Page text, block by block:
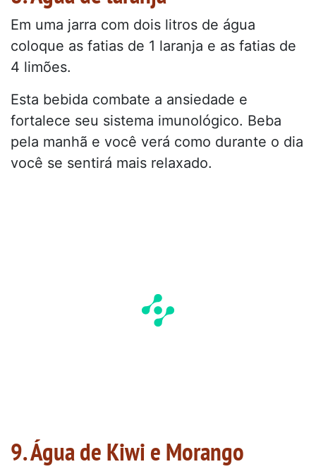
Em uma jarra com dois litros de água
coloque as fatias de 1 laranja e as fatias de
4 limões.
Esta bebida combate a ansiedade e
fortalece seu sistema imunológico. Beba
pela manhã e você verá como durante o dia
você se sentirá mais relaxado.
9. Água de Kiwi e Morango